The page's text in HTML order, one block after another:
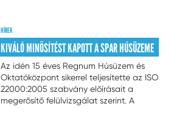
HÍREK
KIVÁLÓ MINŐSÍTÉST KAPOTT A SPAR HÚSÜZEME
Az idén 15 éves Regnum Húsüzem és
Oktatóközpont sikerrel teljesítette az ISO
22000:2005 szabvány előírásait a
megerősítő felülvizsgálat szerint. A